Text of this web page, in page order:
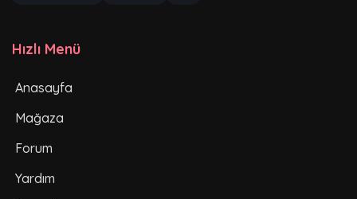
Hızlı Menü
Anasayfa
Mağaza
Forum
Yardım